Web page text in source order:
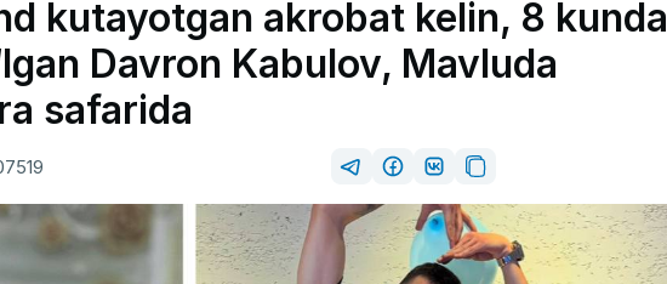
kutayotgan akrobat kelin, 8 kunda
Davron Kabulov, Mavluda
safarida